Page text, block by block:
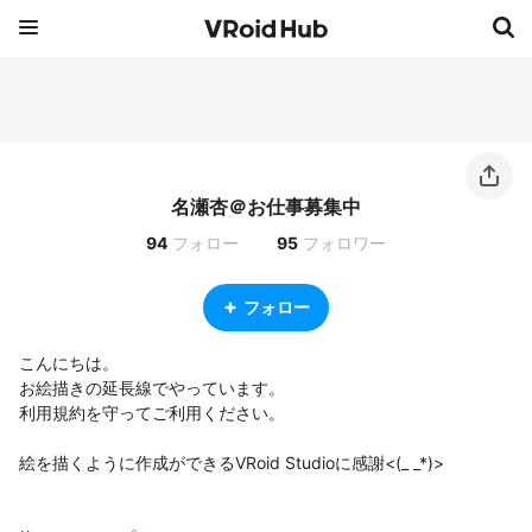
名瀬杏＠お仕事募集中
94 フォロー 95 フォロワー
フォロー
こんにちは。
お絵描きの延長線でやっています。
利用規約を守ってご利用ください。
絵を描くように作成ができるVRoid Studioに感謝<(_ _*)>